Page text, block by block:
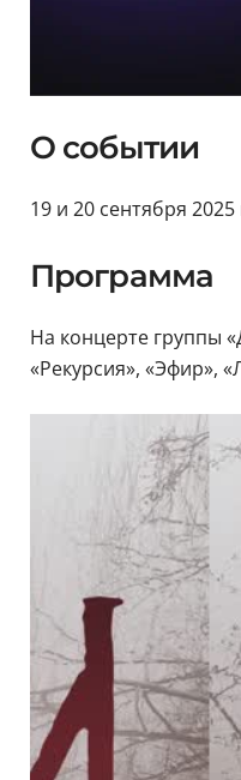
О событии
19 и 20 сентября 2025
Программа
На концерте группы
«Рекурсия», «Эфир»,